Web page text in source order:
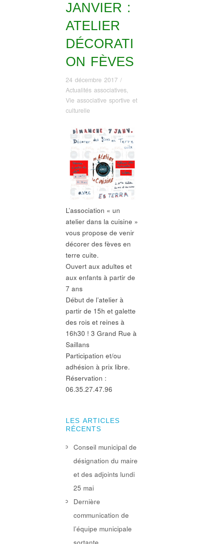
JANVIER :
ATELIER
DÉCORATI
ON FÈVES
24 décembre 2017/
Actualités associatives,
Vie associative sportive et
culturelle
L’association « un
atelier dans la cuisine »
vous propose de venir
décorer des fèves en
terre cuite.
Ouvert aux adultes et
aux enfants à partir de
7 ans
Début de l’atelier à
partir de 15h et galette
des rois et reines à
16h30 ! 3 Grand Rue à
Saillans
Participation et/ou
adhésion à prix libre.
Réservation :
06.35.27.47.96
LES ARTICLES
RÉCENTS
Conseil municipal de
désignation du maire
et des adjoints lundi
25 mai
Dernière
communication de
l’équipe municipale